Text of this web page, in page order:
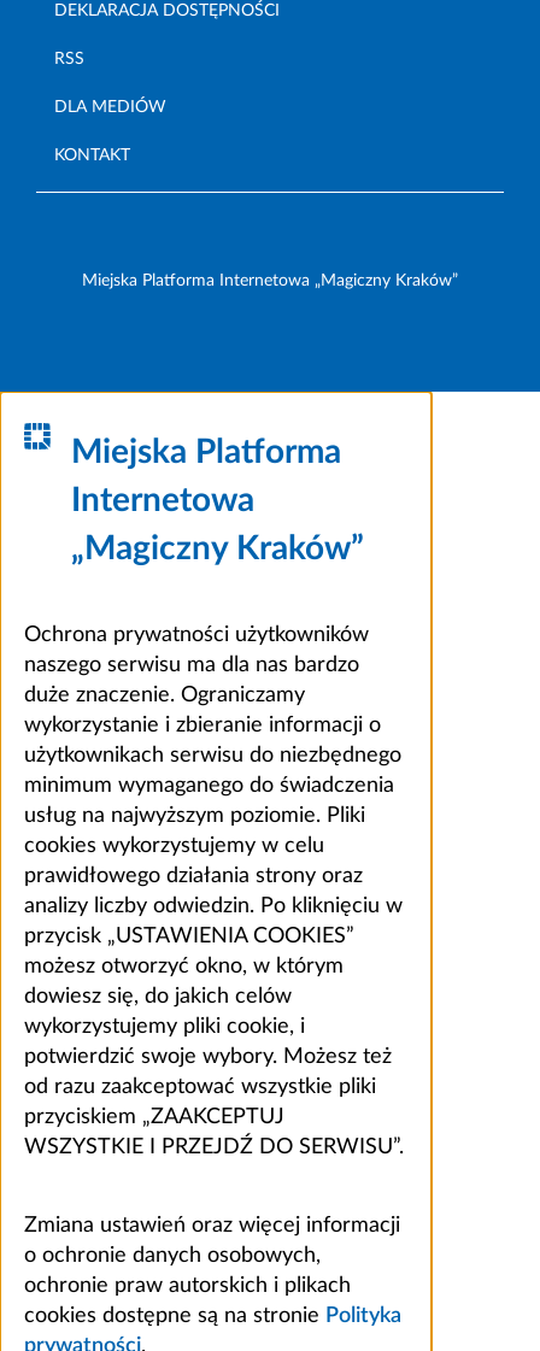
DEKLARACJA DOSTĘPNOŚCI
RSS
DLA MEDIÓW
KONTAKT
Miejska Platforma Internetowa „Magiczny Kraków”
Miejska Platforma
Internetowa
„Magiczny Kraków”
Ochrona prywatności użytkowników
naszego serwisu ma dla nas bardzo
duże znaczenie. Ograniczamy
wykorzystanie i zbieranie informacji o
użytkownikach serwisu do niezbędnego
minimum wymaganego do świadczenia
usług na najwyższym poziomie. Pliki
cookies wykorzystujemy w celu
prawidłowego działania strony oraz
analizy liczby odwiedzin. Po kliknięciu w
przycisk „USTAWIENIA COOKIES”
możesz otworzyć okno, w którym
dowiesz się, do jakich celów
wykorzystujemy pliki cookie, i
potwierdzić swoje wybory. Możesz też
od razu zaakceptować wszystkie pliki
przyciskiem „ZAAKCEPTUJ
WSZYSTKIE I PRZEJDŹ DO SERWISU”.
Zmiana ustawień oraz więcej informacji
o ochronie danych osobowych,
ochronie praw autorskich i plikach
cookies dostępne są na stronie Polityka
prywatności.